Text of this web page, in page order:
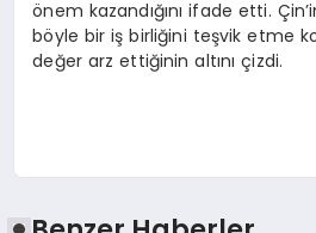
önem kazandığını ifade etti.
böyle bir iş birliğini teşvik etme
değer arz ettiğinin altını çizdi.